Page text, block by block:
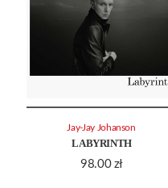
LABYRINTH
98.00 zł
Jay-Jay Johanson